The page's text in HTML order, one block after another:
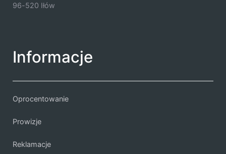
96-520 Iłów
Informacje
Oprocentowanie
Prowizje
Reklamacje